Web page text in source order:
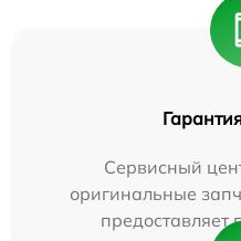
Сервисный
оригинальные
предоставляет